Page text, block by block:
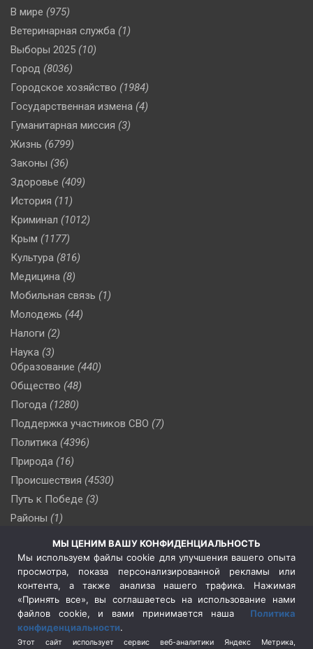
В мире (975)
Ветеринарная служба (1)
Выборы 2025 (10)
Город (8036)
Городское хозяйство (1984)
Государственная измена (4)
Гуманитарная миссия (3)
Жизнь (6799)
Законы (36)
Здоровье (409)
История (11)
Криминал (1012)
Крым (1177)
Культура (816)
Медицина (8)
Мобильная связь (1)
Молодежь (44)
Налоги (2)
Наука (3)
Образование (440)
Общество (48)
Погода (1280)
Поддержка участников СВО (7)
Политика (4396)
Природа (16)
Происшествия (4530)
Путь к Победе (3)
Районы (1)
(510)
Сельское хозяйство (3)
Социальная политика
(3)
Спецоперация в Украине
Спецоперация на Украине
(404)
Спорт (740)
МЫ ЦЕНИМ ВАШУ КОНФИДЕНЦИАЛЬНОСТЬ
Мы используем файлы cookie для улучшения вашего опыта
просмотра, показа персонализированной рекламы или
контента, а также анализа нашего трафика. Нажимая
«Принять все», вы соглашаетесь на использование нами
файлов cookie, и вами принимается наша Политика
конфиденциальности.
Этот сайт использует сервис веб-аналитики Яндекс Метрика,